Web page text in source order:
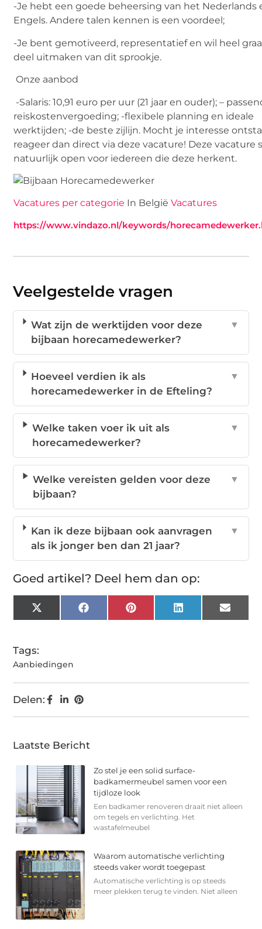
-Je hebt een goede beheersing van het Nederlands
Engels. Andere talen kennen is een voordeel;
-Je bent gemotiveerd, representatief en wil heel
deel uitmaken van dit sprookje.
Onze aanbod
-Salaris: 10,91 euro per uur (21 jaar en ouder); –
reiskostenvergoeding; -flexibele planning en ideale
werktijden; -de beste zijlijn. Mocht je interesse
reageer dan direct via deze vacature! Deze vacature
natuurlijk open voor iedereen die deze herkent.
Vacatures per categorie In BelgiëVacatures
https://www.vindazo.nl/keywords/
Veelgestelde vragen
Wat zijn de werktijden voor deze
bijbaan horecamedewerker?
▼
Hoeveel verdien ik als
horecamedewerker in de Efteling?
▼
Welke taken voer ik uit als
horecamedewerker?
▼
Welke vereisten gelden voor deze
bijbaan?
▼
Kan ik deze bijbaan ook aanvragen
als ik jonger ben dan 21 jaar?
▼
Goed artikel? Deel hem dan op:
X
(Twitter)
FacebookPinterest LinkedIn Email
Tags:
Aanbiedingen
Delen:
Laatste Bericht
Zo stel je een solid surface-
badkamermeubel samen voor een
tijdloze look
Een badkamer renoveren draait niet alleen
om tegels en verlichting. Het
wastafelmeubel
Waarom automatische verlichting
steeds vaker wordt toegepast
Automatische verlichting is op steeds
meer plekken terug te vinden. Niet alleen